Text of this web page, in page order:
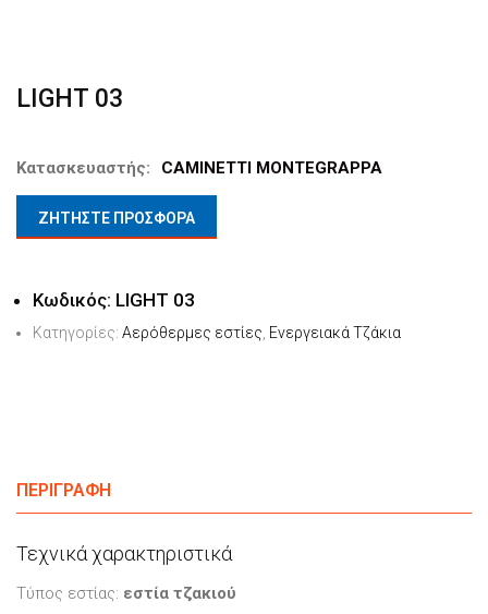
LIGHT 03
Κατασκευαστής: CAMINETTI MONTEGRAPPA
ΖΗΤΗΣΤΕ ΠΡΟΣΦΟΡΑ
Κωδικός: LIGHT 03
Κατηγορίες: Αερόθερμες εστίες Ενεργειακά Τζάκια
ΠΕΡΙΓΡΑΦΉ
Τεχνικά χαρακτηριστικά
Τύπος εστίας: εστία τζακιού